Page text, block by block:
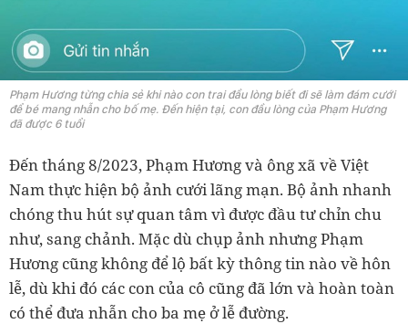
Phạm Hương từng chia sẻ khi nào con trai đầu lòng biết đi sẽ làm đám cưới
để bé mang nhẫn cho bố mẹ. Đến hiện tại, con đầu lòng của Phạm Hương
đã được 6 tuổi
Đến tháng 8/2023, Phạm Hương và ông xã về Việt
Nam thực hiện bộ ảnh cưới lãng mạn. Bộ ảnh nhanh
chóng thu hút sự quan tâm vì được đầu tư chỉn chu
như, sang chảnh. Mặc dù chụp ảnh nhưng Phạm
Hương cũng không để lộ bất kỳ thông tin nào về hôn
lễ, dù khi đó các con của cô cũng đã lớn và hoàn toàn
có thể đưa nhẫn cho ba mẹ ở lễ đường.